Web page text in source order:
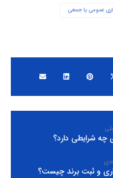
عمومی یا جمعی
چه شرایطی دارد؟
و ثبت برند چیست؟